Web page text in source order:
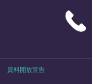
資料開放宣告